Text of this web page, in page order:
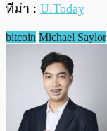
ทีม่า : U.Today
bitcoin Michael Saylor